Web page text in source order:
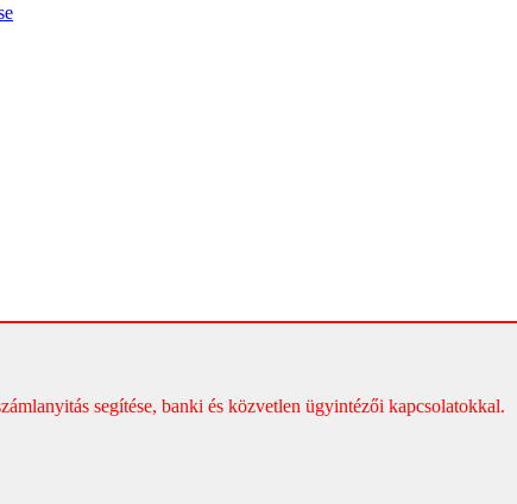
segítése, banki és közvetlen ügyintézői kapcsolatokkal.